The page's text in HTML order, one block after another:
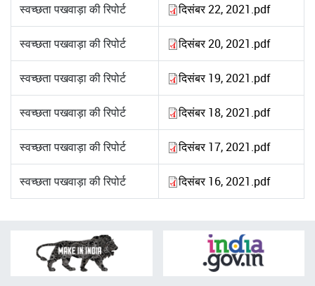
स्वच्छता पखवाड़ा की रिपोर्ट दिसंबर 22, 2021.pdf
स्वच्छता पखवाड़ा की रिपोर्ट दिसंबर 20, 2021.pdf
स्वच्छता पखवाड़ा की रिपोर्ट दिसंबर 19, 2021.pdf
स्वच्छता पखवाड़ा की रिपोर्ट दिसंबर 18, 2021.pdf
स्वच्छता पखवाड़ा की रिपोर्ट दिसंबर 17, 2021.pdf
स्वच्छता पखवाड़ा की रिपोर्ट दिसंबर 16, 2021.pdf